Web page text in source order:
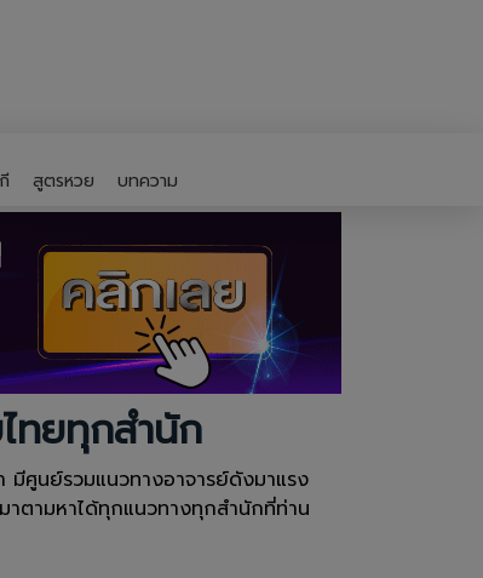
สูตรหวย บทความ
ทยทุกสำนัก
มีศูนย์รวมแนวทางอาจารย์ดังมาแรง
าตามหาได้ทุกแนวทางทุกสำนักที่ท่าน